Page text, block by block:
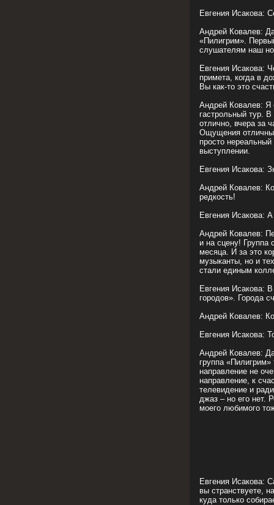
Евгения Исакова:
Андрей Ковалев:
«Пилигрим».
слушателям наш
Евгения Исакова:
примета, когда в
Вы как-то это
Андрей Ковалев: Я
гастрольный тур.
отлично, вчера за
Ощущения
просто
выступлении.
Евгения Исакова:
Андрей Ковалев:
редкость!
Евгения Исакова:
Андрей Ковалев:
и на сцену! Группа
месяца. И за это
музыканты, но и
стали единым
Евгения Исакова:
городов». Города
Андрей Ковалев:
Евгения Исакова:
Андрей Ковалев:
группа
направление не
направление, к
телевидение и
джаз – но его нет.
моего любимого
Евгения Исакова:
вы странствуете,
куда только